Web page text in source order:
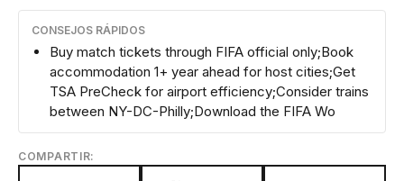
CONSEJOS RÁPIDOS
Buy match tickets through FIFA official only;Book
accommodation 1+ year ahead for host cities;Get
TSA PreCheck for airport efficiency;Consider trains
between NY-DC-Philly;Download the FIFA Wo
COMPARTIR: